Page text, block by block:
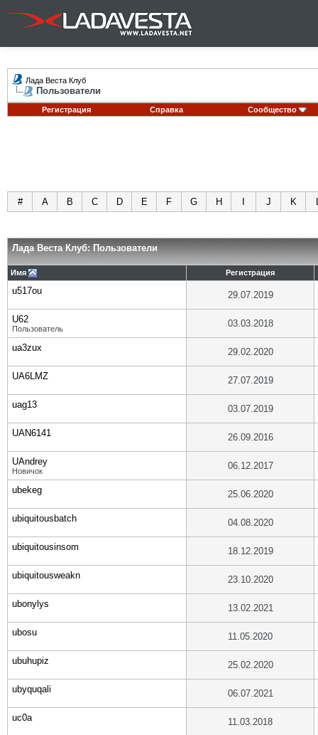
Лада Веста Клуб
Пользователи
Регистрация Справка Сообщество
# A B C D E F G H J K
Лада Веста Клуб: Пользователи
Имя Регистрация
u517ou 29.07.2019
U62
Пользователь 03.03.2018
ua3zux 29.02.2020
UA6LMZ 27.07.2019
uag13 03.07.2019
UAN6141 26.09.2016
UAndrey
Новичок 06.12.2017
ubekeg 25.06.2020
ubiquitousbatch 04.08.2020
ubiquitousinsom 18.12.2019
ubiquitousweakn 23.10.2020
ubonylys 13.02.2021
ubosu 11.05.2020
ubuhupiz 25.02.2020
ubyquqali 06.07.2021
uc0a 11.03.2018